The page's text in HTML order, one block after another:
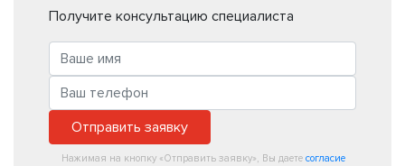
Получите консультацию специалиста
Отправить заявку
Нажимая на кнопку «Отправить заявку», Вы даете согласие